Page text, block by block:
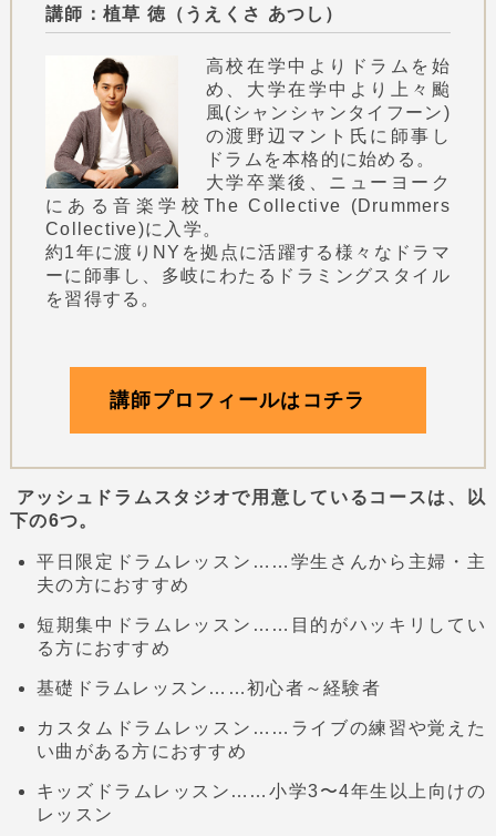
講師：植草 徳（うえくさ あつし）
高校在学中よりドラムを始
め、大学在学中より上々颱
風(シャンシャンタイフーン)
の渡野辺マント氏に師事し
ドラムを本格的に始める。
大学卒業後、ニューヨーク
にある音楽学校The Collective (Drummers
Collective)に入学。
約1年に渡りNYを拠点に活躍する様々なドラマ
ーに師事し、多岐にわたるドラミングスタイル
を習得する。
講師プロフィールはコチラ
アッシュドラムスタジオで用意しているコースは、以
下の6つ。
平日限定ドラムレッスン……学生さんから主婦・主
夫の方におすすめ
短期集中ドラムレッスン……目的がハッキリしてい
る方におすすめ
基礎ドラムレッスン……初心者～経験者
カスタムドラムレッスン……ライブの練習や覚えた
い曲がある方におすすめ
キッズドラムレッスン……小学3〜4年生以上向けの
レッスン